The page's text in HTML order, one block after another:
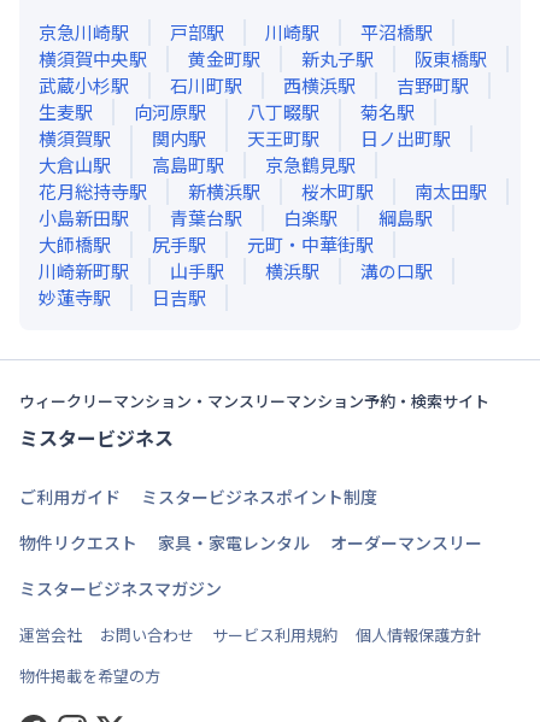
京急川崎駅 戸部駅 川崎駅 平沼橋駅
横須賀中央駅 黄金町駅 新丸子駅 阪東橋駅
武蔵小杉駅 石川町駅 西横浜駅 吉野町駅
生麦駅 向河原駅 八丁畷駅 菊名駅
横須賀駅 関内駅 天王町駅 日ノ出町駅
大倉山駅 高島町駅 京急鶴見駅
花月総持寺駅 新横浜駅 桜木町駅 南太田駅
小島新田駅 青葉台駅 白楽駅 綱島駅
大師橋駅 尻手駅 元町・中華街駅
川崎新町駅 山手駅 横浜駅 溝の口駅
妙蓮寺駅 日吉駅
ウィークリーマンション・マンスリーマンション予約・検索サイト
ミスタービジネス
ご利用ガイド
ミスタービジネスポイント制度
物件リクエスト
家具・家電レンタル
オーダーマンスリー
ミスタービジネスマガジン
運営会社 お問い合わせ サービス利用規約
個人情報保護方針
物件掲載を希望の方